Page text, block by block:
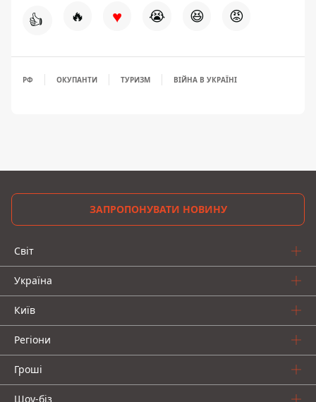
👍 🔥 ♥ 😭 😆 😡
РФ ОКУПАНТИ ТУРИЗМ ВІЙНА В УКРАЇНІ
ЗАПРОПОНУВАТИ НОВИНУ
Світ
Україна
Київ
Регіони
Гроші
Шоу-біз